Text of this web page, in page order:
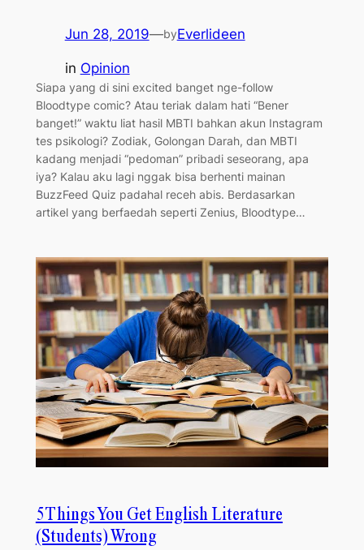
Jun 28, 2019—byEverlideen
in Opinion
Siapa yang di sini excited banget nge-follow
Bloodtype comic? Atau teriak dalam hati “Bener
banget!” waktu liat hasil MBTI bahkan akun Instagram
tes psikologi? Zodiak, Golongan Darah, dan MBTI
kadang menjadi “pedoman” pribadi seseorang, apa
iya? Kalau aku lagi nggak bisa berhenti mainan
BuzzFeed Quiz padahal receh abis. Berdasarkan
artikel yang berfaedah seperti Zenius, Bloodtype…
5 Things You Get English Literature
(Students) Wrong